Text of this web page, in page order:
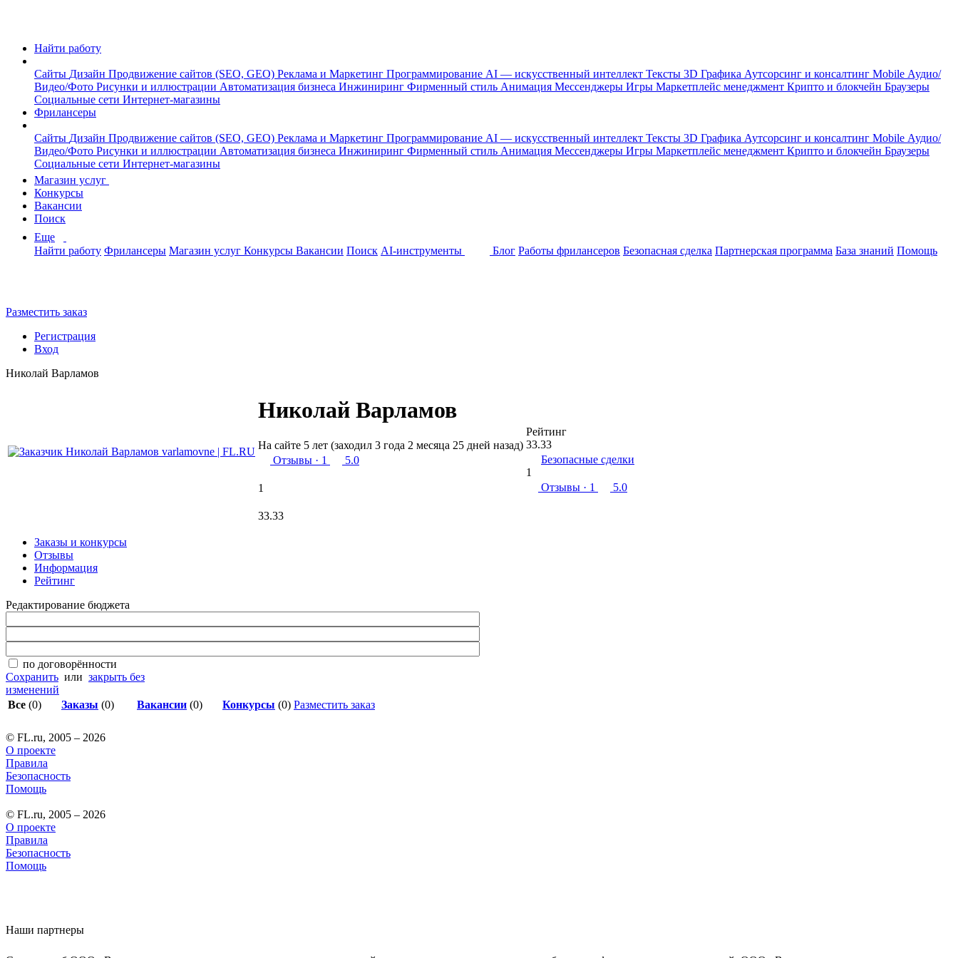
Найти работу
Сайты Дизайн Продвижение сайтов (SEO, GEO) Реклама и Маркетинг Программирование AI — искусственный интеллект Тексты 3D Графика Аутсорсинг и консалтинг Mobile Аудио/
Видео/Фото Рисунки и иллюстрации Автоматизация бизнеса Инжиниринг Фирменный стиль Анимация Мессенджеры Игры Маркетплейс менеджмент Крипто и блокчейн Браузеры
Социальные сети Интернет-магазины
Фрилансеры
Сайты Дизайн Продвижение сайтов (SEO, GEO) Реклама и Маркетинг Программирование AI — искусственный интеллект Тексты 3D Графика Аутсорсинг и консалтинг Mobile Аудио/
Видео/Фото Рисунки и иллюстрации Автоматизация бизнеса Инжиниринг Фирменный стиль Анимация Мессенджеры Игры Маркетплейс менеджмент Крипто и блокчейн Браузеры
Социальные сети Интернет-магазины
Магазин услуг
Конкурсы
Вакансии
Поиск
Еще
Найти работу Фрилансеры Магазин услуг Конкурсы Вакансии Поиск AI-инструменты Блог Работы фрилансеров Безопасная сделка Партнерская программа База знаний Помощь
Разместить заказ
Регистрация
Вход
Николай Варламов
Николай Варламов
На сайте 5 лет (заходил 3 года 2 месяца 25 дней назад)
Отзывы · 1 5.0
1
33.33
Рейтинг
33.33
Безопасные сделки
1
Отзывы · 1 5.0
Заказы и конкурсы
Отзывы
Информация
Рейтинг
Редактирование бюджета
по договорённости
Сохранить или закрыть без
изменений
Все (0) Заказы (0) Вакансии (0) Конкурсы (0) Разместить заказ
© FL.ru, 2005 – 2026
О проекте
Правила
Безопасность
Помощь
© FL.ru, 2005 – 2026
О проекте
Правила
Безопасность
Помощь
Наши партнеры